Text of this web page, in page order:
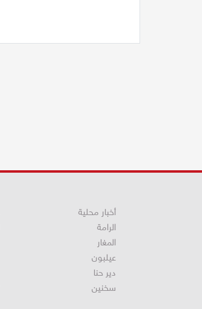
أخبار محلية
الرامة
المغار
عيلبون
دير حنا
سخنين